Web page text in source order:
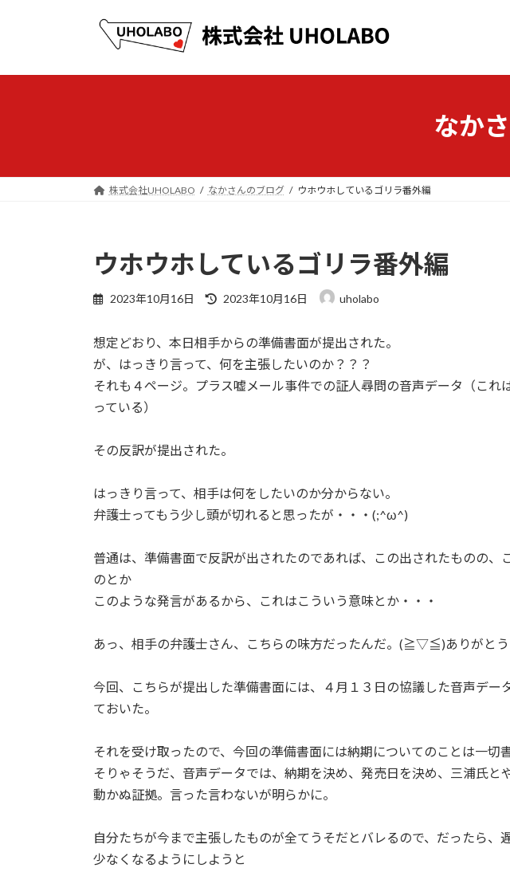
プ
動
なか
株式会社UHOLABO なかさんのブログ ウホウホしているゴリラ番外編
ウホウホしているゴリラ番外編
2023年10月16日
最
新
日
:
2023年10月16日 uholabo
想定どおり、本日相手からの準備書面が提出された。
が、はっきり言って、何を主張したいのか？？？
それも４ページ。プラス嘘メール事件での証人尋問の音声データ（これ
っている）
その反訳が提出された。
はっきり言って、相手は何をしたいのか分からない。
弁護士ってもう少し頭が切れると思ったが・・・(;^ω^)
普通は、準備書面で反訳が出されたのであれば、この出されたものの、
のとか
このような発言があるから、これはこういう意味とか・・・
あっ、相手の弁護士さん、こちらの味方だったんだ。(≧▽≦)ありがとう
今回、こちらが提出した準備書面には、４月１３日の協議した音声デー
ておいた。
それを受け取ったので、今回の準備書面には納期についてのことは一切
そりゃそうだ、音声データでは、納期を決め、発売日を決め、三浦氏と
動かぬ証拠。言った言わないが明らかに。
自分たちが今まで主張したものが全てうそだとバレるので、だったら、
少なくなるようにしようと